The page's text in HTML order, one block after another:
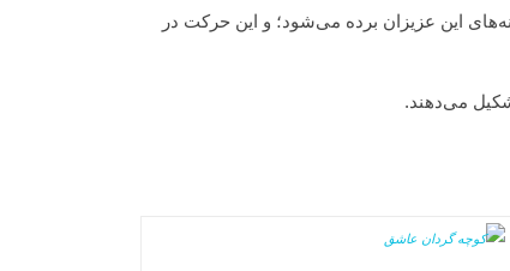
این عزیزان برده می‌شود؛ و این حرکت در
می‌دهند.